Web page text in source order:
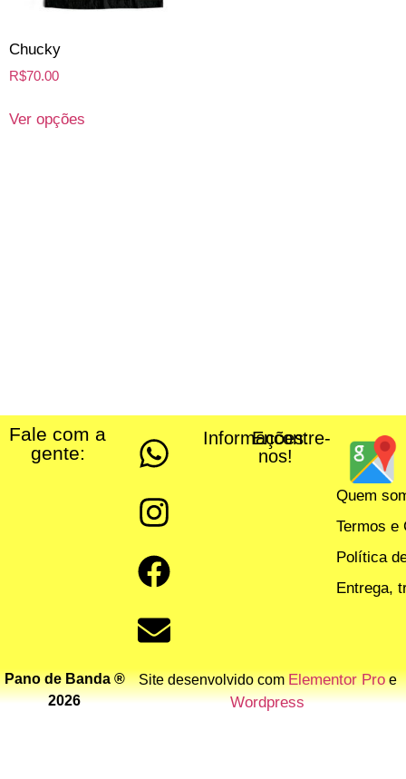
Chucky
R$70.00
Ver opções
Fale com a
gente:
Informações:
Encontre-
nos!
Quem
Termos e
Política
Entrega,
Pano de Banda ®
2026
Site desenvolvido comElementor Proe
Wordpress